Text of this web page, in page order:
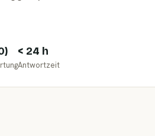
) < 24 h
Antwortzeit